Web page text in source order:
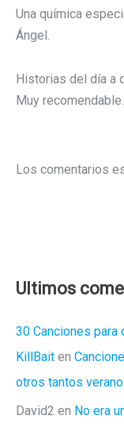
Una química
Ángel.
Historias del día a
Muy recomendable.
Los comentarios
Ultimos
30 Canciones
KillBait en
otros tantos
David2 en No era